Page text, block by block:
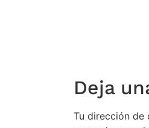
Deja
Tu dirección de